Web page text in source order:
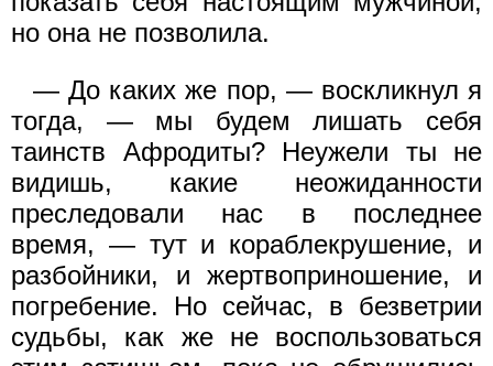
но она не позволила.
— До каких же пор, — воскликнул я
тогда, — мы будем лишать себя
таинств Афродиты? Неужели ты не
видишь, какие неожиданности
преследовали нас в последнее
время, — тут и кораблекрушение, и
разбойники, и жертвоприношение, и
погребение. Но сейчас, в безветрии
судьбы, как же не воспользоваться